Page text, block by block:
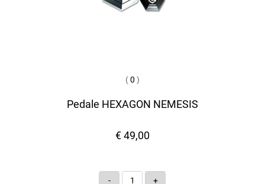
(0 )
Pedale HEXAGON NEMESIS
€ 49,00
Quantità